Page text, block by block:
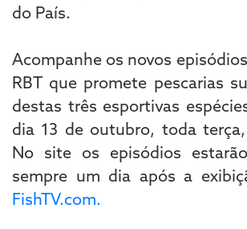
do País.
Acompanhe os novos
RBT que promete pescarias
destas três esportivas
dia 13 de outubro, toda
No site os episódios
sempre um dia após a
FishTV.com.